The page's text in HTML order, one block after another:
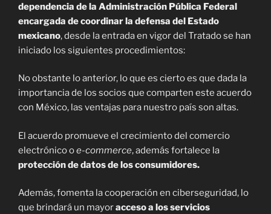
dependencia de la Administración Pública Federal
encargada de coordinar la defensa del Estado
mexicano, desde la entrada en vigor del Tratado se han
iniciado los siguientes procedimientos:
No obstante lo anterior, lo que es cierto es que dada la
importancia de los socios que comparten este acuerdo
con México, las ventajas para nuestro país son altas.
El acuerdo promueve el crecimiento del comercio
electrónico oe-commerce, además fortalece la
protección de datos de los consumidores.
Además, fomenta la cooperación en ciberseguridad, lo
que brindará un mayoracceso a los servicios